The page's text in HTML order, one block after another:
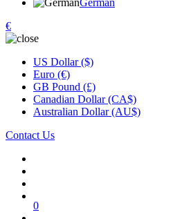
German
€
US Dollar ($)
Euro (€)
GB Pound (£)
Canadian Dollar (CA$)
Australian Dollar (AU$)
Contact Us
0